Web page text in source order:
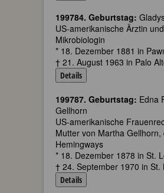
199784. Geburtstag:
US-amerikanische Ärztin und
Mikrobiologin
* 18. Dezember 1881 in
† 21. August 1963 in Palo
Details
199787. Geburtstag: Edna
Gellhorn
US-amerikanische
Mutter von Martha Gellhorn,
Hemingways
* 18. Dezember 1878 in St.
† 24. September 1970 in St.
Details